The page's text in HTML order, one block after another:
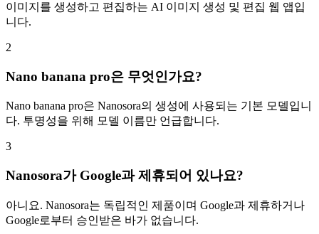
이미지를 생성하고 편집하는 AI 이미지 생성 및 편집 웹 앱입
니다.
2
Nano banana pro은 무엇인가요?
Nano banana pro은 Nanosora의 생성에 사용되는 기본 모델입니
다. 투명성을 위해 모델 이름만 언급합니다.
3
Nanosora가 Google과 제휴되어 있나요?
아니요. Nanosora는 독립적인 제품이며 Google과 제휴하거나
Google로부터 승인받은 바가 없습니다.